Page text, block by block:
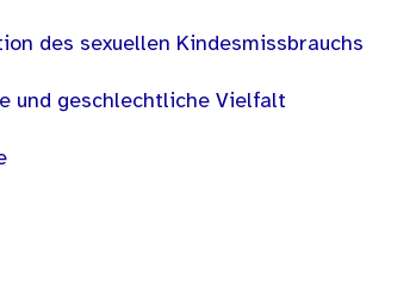
des sexuellen Kindesmissbrauchs
und geschlechtliche Vielfalt